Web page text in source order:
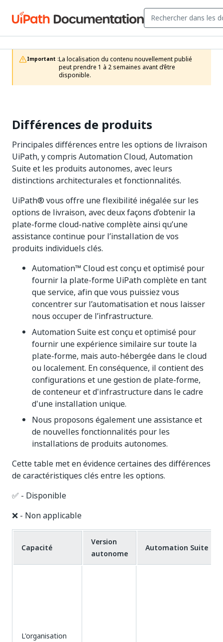
Important :La localisation du contenu nouvellement publié
peut prendre 1 à 2 semaines avant d’être
disponible.
Différences de produits
Principales différences entre les options de livraison
UiPath, y compris Automation Cloud, Automation
Suite et les produits autonomes, avec leurs
distinctions architecturales et fonctionnalités.
UiPath® vous offre une flexibilité inégalée sur les
options de livraison, avec deux façons d’obtenir la
plate-forme cloud-native complète ainsi qu’une
assistance continue pour l’installation de vos
produits individuels clés.
Automation™ Cloud est conçu et optimisé pour
fournir la plate-forme UiPath complète en tant
que service, afin que vous puissiez vous
concentrer sur l’automatisation et nous laisser
nous occuper de l’infrastructure.
Automation Suite est conçu et optimisé pour
fournir une expérience similaire sur toute la
plate-forme, mais auto-hébergée dans le cloud
ou localement. En conséquence, il contient des
configurations et une gestion de plate-forme,
de conteneur et d'infrastructure dans le cadre
d'une installation unique.
Nous proposons également une assistance et
de nouvelles fonctionnalités pour les
installations de produits autonomes.
Cette table met en évidence certaines des différences
de caractéristiques clés entre les options.
✅ - Disponible
❌ - Non applicable
Capacité
Version
autonome
Automation Suite
L'organisation